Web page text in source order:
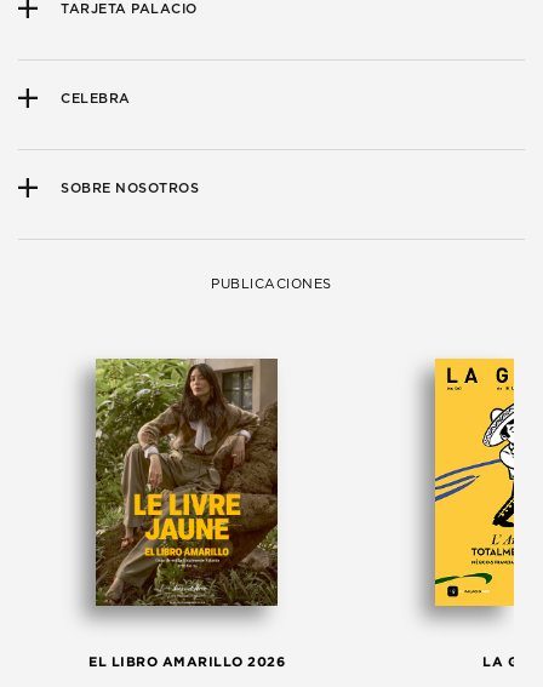
TARJETA PALACIO
CELEBRA
SOBRE NOSOTROS
PUBLICACIONES
EL LIBRO AMARILLO 2026 LA